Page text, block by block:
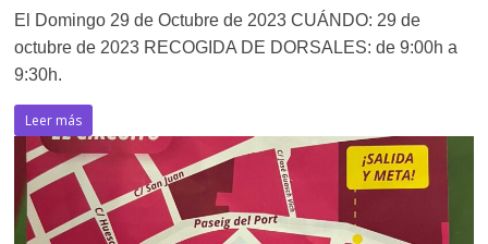
El Domingo 29 de Octubre de 2023 CUÁNDO: 29 de
octubre de 2023 RECOGIDA DE DORSALES: de 9:00h a
9:30h.
Leer más